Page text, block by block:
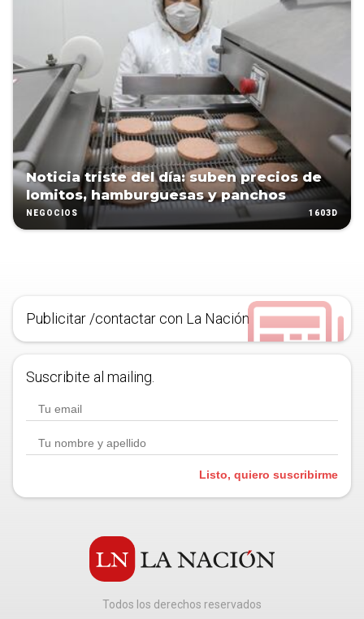
Noticia triste del día: suben precios de
lomitos, hamburguesas y panchos
NEGOCIOS 1603D
Publicitar /contactar con La Nación
Suscribite al mailing.
Listo, quiero suscribirme
Todos los derechos reservados